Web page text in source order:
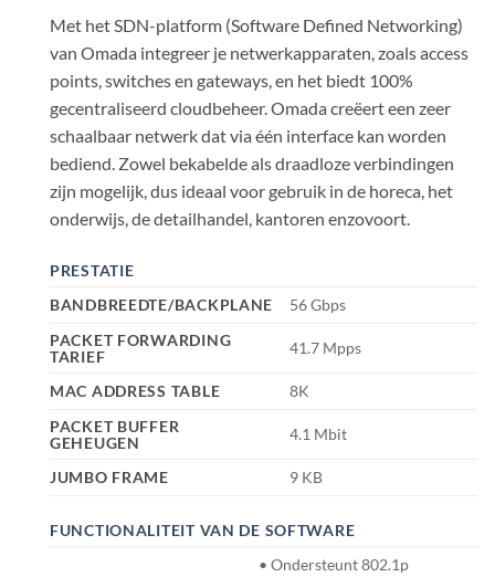
Met het SDN-platform (Software Defined Networking)
van Omada integreer je netwerkapparaten, zoals access
points, switches en gateways, en het biedt 100%
gecentraliseerd cloudbeheer. Omada creëert een zeer
schaalbaar netwerk dat via één interface kan worden
bediend. Zowel bekabelde als draadloze verbindingen
zijn mogelijk, dus ideaal voor gebruik in de horeca, het
onderwijs, de detailhandel, kantoren enzovoort.
PRESTATIE
BANDBREEDTE/BACKPLANE
56 Gbps
PACKET FORWARDING
TARIEF
41.7 Mpps
MAC ADDRESS TABLE
8K
PACKET BUFFER
GEHEUGEN
4.1 Mbit
JUMBO FRAME 9 KB
FUNCTIONALITEIT VAN DE SOFTWARE
• Ondersteunt 802.1p